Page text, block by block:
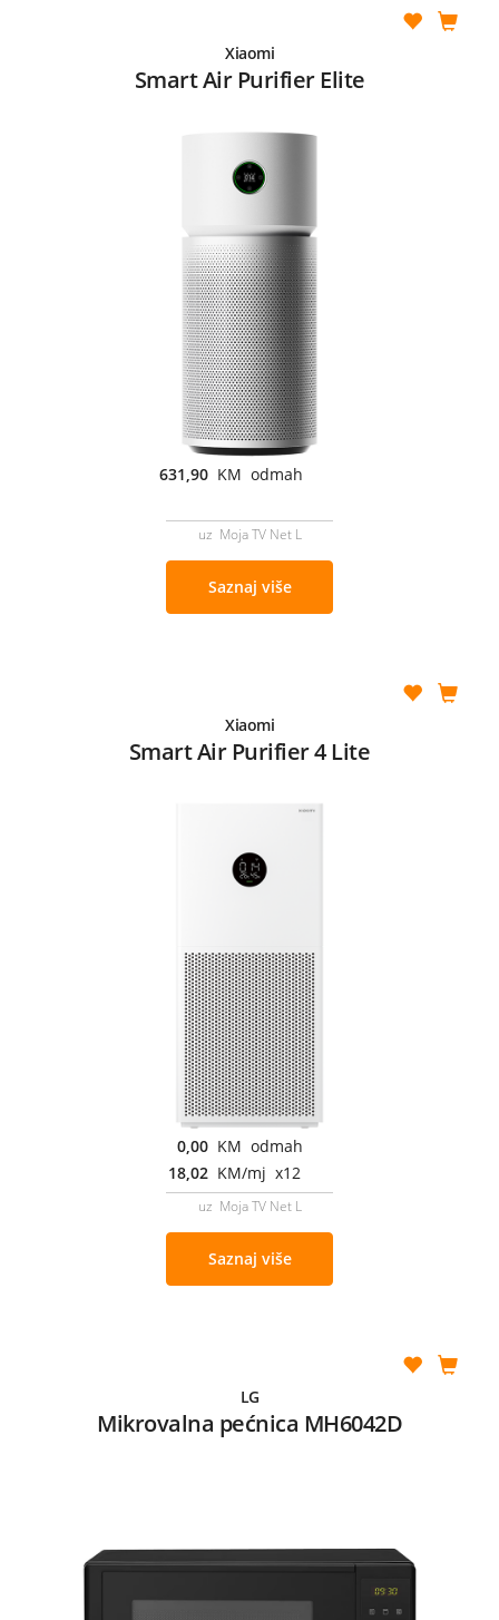
Xiaomi
Smart Air Purifier Elite
631,90 KM odmah
uz Moja TV Net L
Saznaj više
Xiaomi
Smart Air Purifier 4 Lite
0,00 KM odmah
18,02 KM/mj x12
uz Moja TV Net L
Saznaj više
LG
Mikrovalna pećnica MH6042D